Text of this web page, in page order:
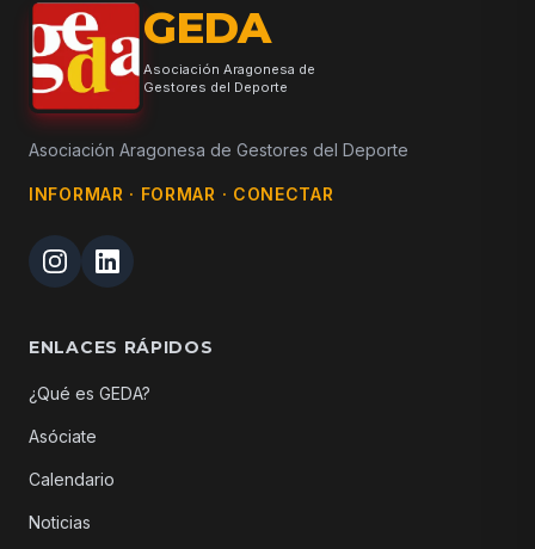
GEDA
Asociación Aragonesa de
Gestores del Deporte
Asociación Aragonesa de Gestores del Deporte
INFORMAR · FORMAR · CONECTAR
ENLACES RÁPIDOS
¿Qué es GEDA?
Asóciate
Calendario
Noticias